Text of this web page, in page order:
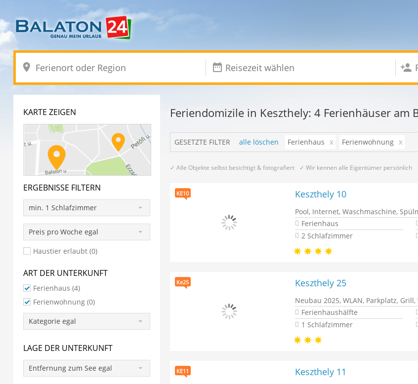
KARTE ZEIGEN
ERGEBNISSE FILTERN
min. 1 Schlafzimmer
Preis pro Woche egal
Haustier erlaubt (0)
ART DER UNTERKUNFT
Ferienhaus (4)
Ferienwohnung (0)
Kategorie egal
LAGE DER UNTERKUNFT
Entfernung zum See egal
Feriendomizile in Keszthely: 4 Ferienhäuser am
GESETZTE FILTER alle löschen Ferienhaus x Ferienwohnung x
✓ Alle Objekte selbst besichtigt & fotografiert ✓ Wir kennen alle Eigentümer persönlich
KE10 Keszthely 10
Pool, Internet, Waschmaschine,
Ferienhaus
2 Schlafzimmer
Ke25 Keszthely 25
Neubau 2025, WLAN, Parkplatz,
Ferienhaushälfte
1 Schlafzimmer
KE11 Keszthely 11